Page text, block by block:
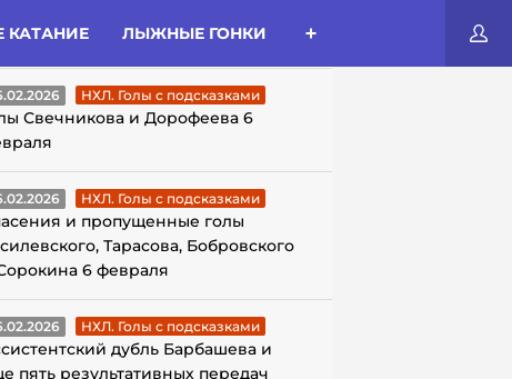
КАТАНИЕ ЛЫЖНЫЕ ГОНКИ
С ПОДСКАЗКАМИ
НХЛ. Голы с подсказками
Свечникова и Дорофеева 6
НХЛ. Голы с подсказками
и пропущенные голы
Тарасова, Бобровского
6 февраля
НХЛ. Голы с подсказками
дубль Барбашева и
пять результативных передач